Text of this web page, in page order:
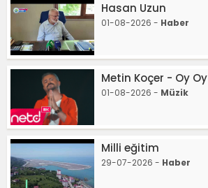
Hasan Uzun
01-08-2026 - Haber
Metin Koçer - Oy Oy
01-08-2026 - Müzik
Milli eğitim
29-07-2026 - Haber